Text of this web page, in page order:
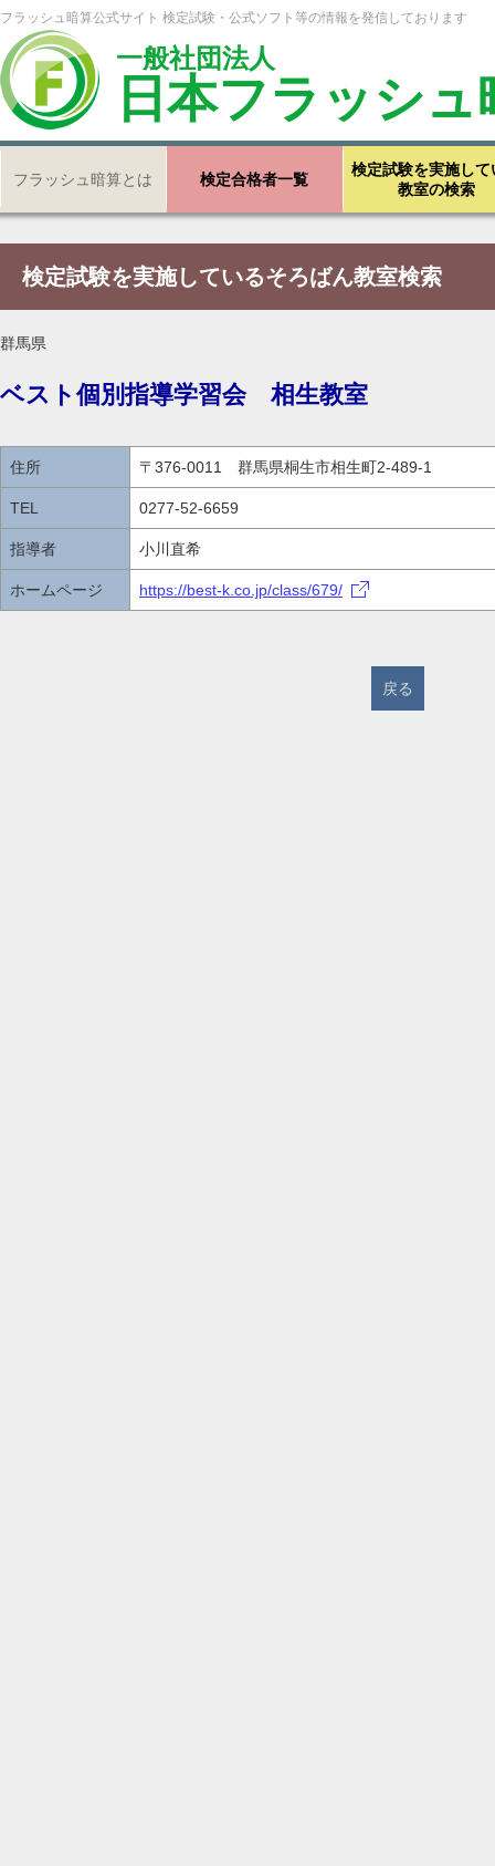
フラッシュ暗算公式サイト 検定試験・公式ソフト等の情報を発信しております
一般社団法人
日本フラッシ
フラッシュ暗算とは 検定合格者一覧
検定試験を実施して
教室の検索
検定試験を実施しているそろばん教室検索
群馬県
ベスト個別指導学習会 相生教室
住所 〒376-0011 群馬県桐生市相生町2-489-1
TEL 0277-52-6659
指導者 小川直希
ホームページ https://best-k.co.jp/class/679/
戻る